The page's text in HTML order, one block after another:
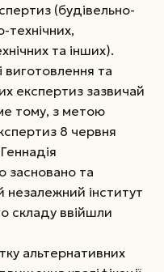
(будівельно-
технічних,
та інших).
виготовлення та
експертиз зазвичай
тому, з метою
8 червня
засновано та
незалежний інститут
складу ввійшли
альтернативних